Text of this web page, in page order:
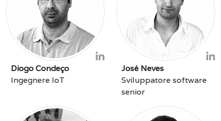
Diogo Condeço
Ingegnere IoT
José Neves
Sviluppatore software
senior